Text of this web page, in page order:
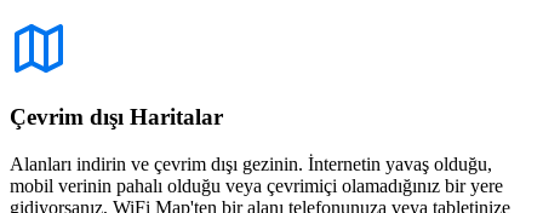
Çevrim dışı Haritalar
Alanları indirin ve çevrim dışı gezinin. İnternetin yavaş olduğu,
mobil verinin pahalı olduğu veya çevrimiçi olamadığınız bir yere
gidiyorsanız, WiFi Map'ten bir alanı telefonunuza veya tabletinize